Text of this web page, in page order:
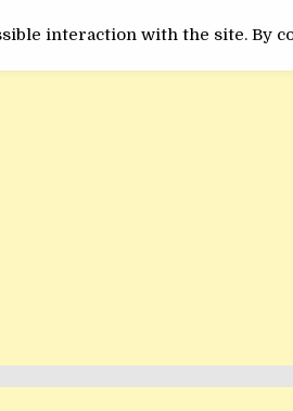
interaction with the site. By